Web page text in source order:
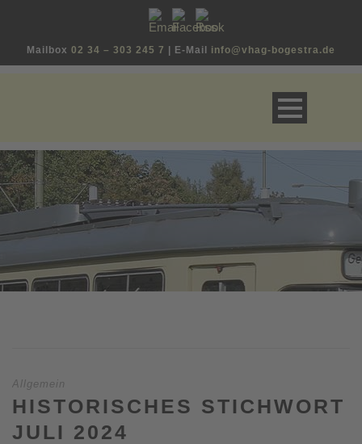
Mailbox 02 34 – 303 245 7 | E-Mail info@vhag-bogestra.de
Allgemein
HISTORISCHES STICHWORT
JULI 2024